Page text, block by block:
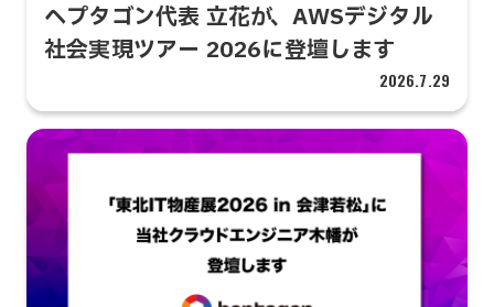
ヘプタゴン代表 立花が、AWSデジタル
社会実現ツアー 2026に登壇します
2026.7.29